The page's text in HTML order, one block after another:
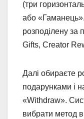
(три
або
розподілену за
Gifts, Creator
Далі обираєте
подарунками і
«Withdraw».
вибрати метод